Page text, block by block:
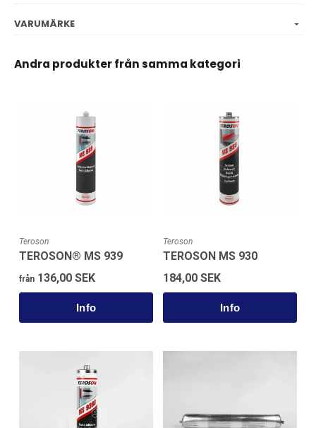
VARUMÄRKE
Andra produkter från samma kategori
Teroson
TEROSON® MS 939
från 136,00 SEK
Teroson
TEROSON MS 930
184,00 SEK